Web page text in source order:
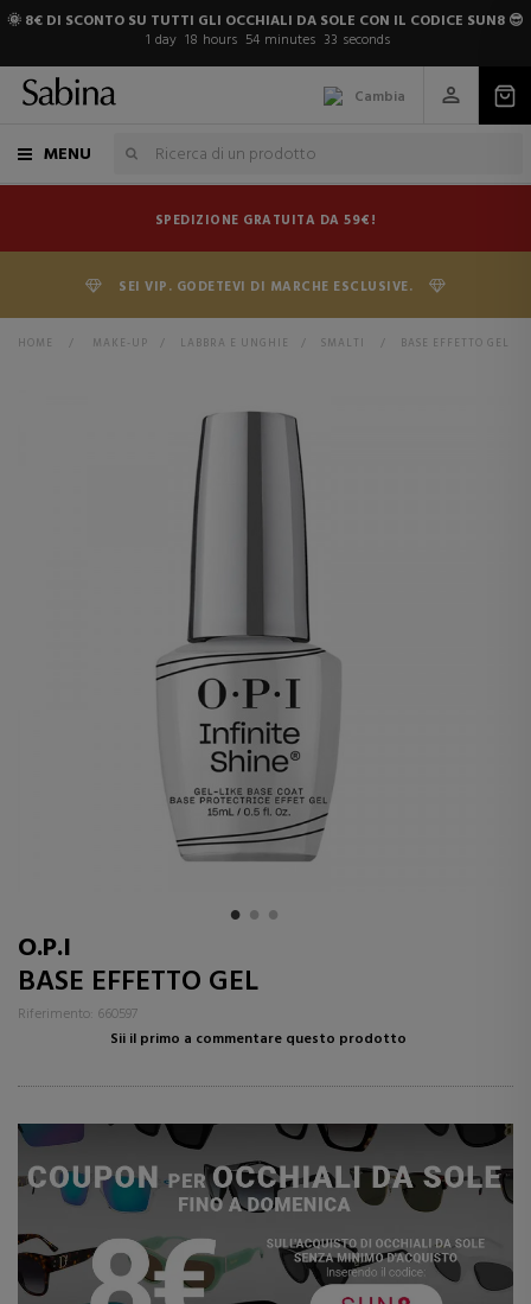
🌞 8€ DI SCONTO SU TUTTI GLI OCCHIALI DA SOLE CON IL CODICE SUN8 😎
1 day 18 hours 54 minutes 32 seconds
Cambia
MENU
SPEDIZIONE GRATUITA DA 59€!
SEI VIP. GODETEVI DI MARCHE ESCLUSIVE.
HOME > MAKE-UP > LABBRA E UNGHIE > SMALTI > BASE EFFETTO GEL
O.P.I
BASE EFFETTO GEL
Riferimento: 660597
Sii il primo a commentare questo prodotto